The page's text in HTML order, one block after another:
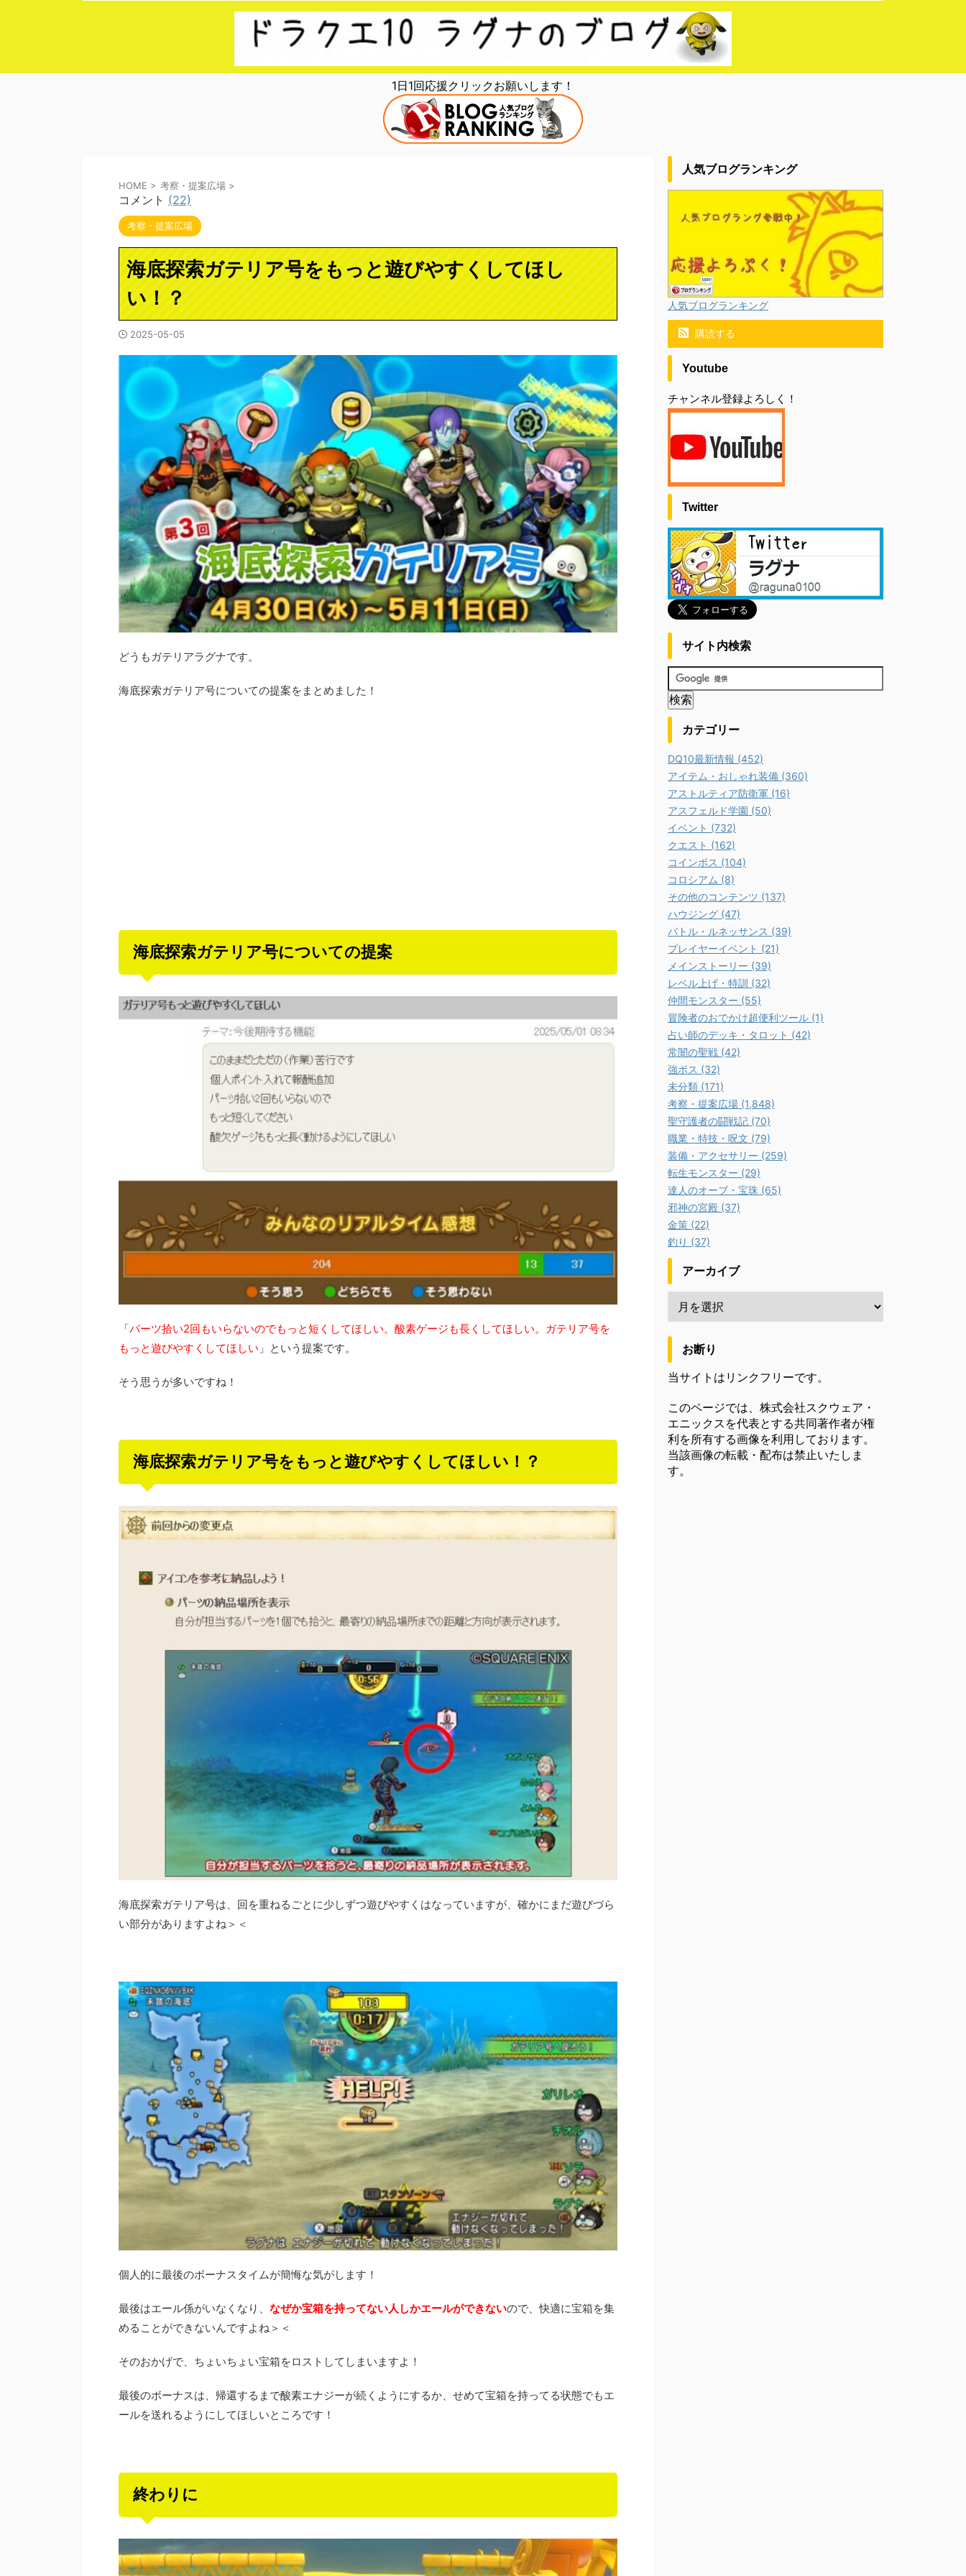
1日1回応援クリックお願いします！
HOME > 考察・提案広場 >
コメント (22)
考察・提案広場
海底探索ガテリア号をもっと遊びやすくしてほし
い！？
2025-05-05
どうもガテリアラグナです。
海底探索ガテリア号についての提案をまとめました！
海底探索ガテリア号についての提案
「パーツ拾い2回もいらないのでもっと短くしてほしい。酸素ゲージも長くしてほしい。ガテリア号を
もっと遊びやすくしてほしい 」という提案です。
そう思うが多いですね！
海底探索ガテリア号をもっと遊びやすくしてほしい！？
海底探索ガテリア号は、回を重ねるごとに少しずつ遊びやすくはなっていますが、確かにまだ遊びづら
い部分がありますよね＞＜
個人的に最後のボーナスタイムが簡悔な気がします！
最後はエール係がいなくなり、 なぜか宝箱を持ってない人しかエールができないので、快適に宝箱を集
めることができないんですよね＞＜
そのおかげで、ちょいちょい宝箱をロストしてしまいますよ！
最後のボーナスは、帰還するまで酸素エナジーが続くようにするか、せめて宝箱を持ってる状態でもエ
ールを送れるようにしてほしいところです！
終わりに
人気ブログランキング
人気ブログランキング
購読する
Youtube
チャンネル登録よろしく！
Twitter
サイト内検索
カテゴリー
DQ10最新情報 (452)
アイテム・おしゃれ装備 (360)
アストルティア防衛軍 (16)
アスフェルド学園 (50)
イベント (732)
クエスト (162)
コインボス (104)
コロシアム (8)
その他のコンテンツ (137)
ハウジング (47)
バトル・ルネッサンス (39)
プレイヤーイベント (21)
メインストーリー (39)
レベル上げ・特訓 (32)
仲間モンスター (55)
冒険者のおでかけ超便利ツール (1)
占い師のデッキ・タロット (42)
常闇の聖戦 (42)
強ボス (32)
未分類 (171)
考察・提案広場 (1,848)
聖守護者の闘戦記 (70)
職業・特技・呪文 (79)
装備・アクセサリー (259)
転生モンスター (29)
達人のオーブ・宝珠 (65)
邪神の宮殿 (37)
金策 (22)
釣り (37)
アーカイブ
お断り
当サイトはリンクフリーです。
このページでは、株式会社スクウェア・
エニックスを代表とする共同著作者が権
利を所有する画像を利用しております。
当該画像の転載・配布は禁止いたしま
す。